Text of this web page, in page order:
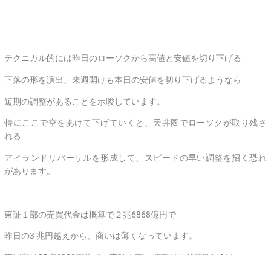
テクニカル的には昨日のローソクから高値と安値を切り下げる
下落の形を演出、来週開けも本日の安値を切り下げるようなら
短期の調整があることを示唆しています。
特にここで空をあけて下げていくと、天井圏でローソクが取り残さ
れる
アイランドリバーサルを形成して、スピードの早い調整を招く恐れ
があります。
東証１部の売買代金は概算で２兆6868億円で
昨日の3 兆円越えから、商いは薄くなっています。